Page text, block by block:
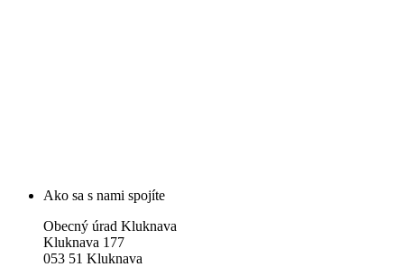
Ako sa s nami spojíte
Obecný úrad Kluknava
Kluknava 177
053 51 Kluknava